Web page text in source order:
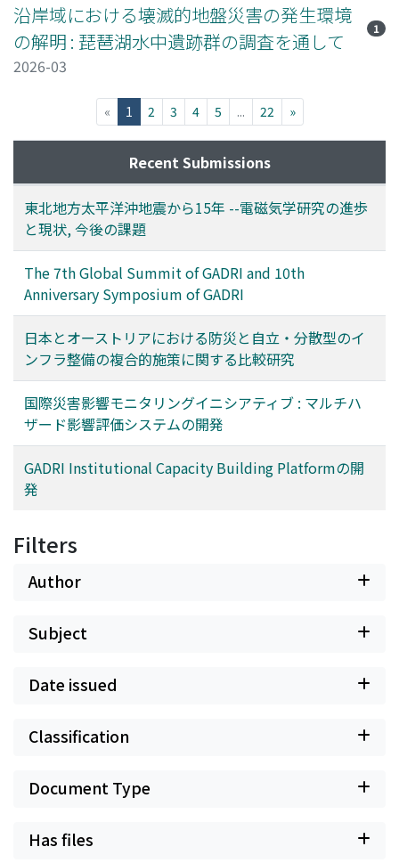
沿岸域における壊滅的地盤災害の発生環境
の解明 : 琵琶湖水中遺跡群の調査を通して
1
2026-03
« 1 (current)
2 3 4 5 ... 22 »
Recent Submissions
東北地方太平洋沖地震から15年 --電磁気学研究の進歩
と現状, 今後の課題
The 7th Global Summit of GADRI and 10th
Anniversary Symposium of GADRI
日本とオーストリアにおける防災と自立・分散型のイ
ンフラ整備の複合的施策に関する比較研究
国際災害影響モニタリングイニシアティブ : マルチハ
ザード影響評価システムの開発
GADRI Institutional Capacity Building Platformの開
発
Filters
Author
Subject
Date issued
Classification
Document Type
Has files